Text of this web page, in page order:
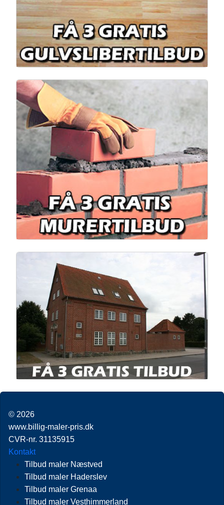
© 2026
www.billig-maler-pris.dk
CVR-nr. 31135915
Kontakt
Tilbud maler Næstved
Tilbud maler Haderslev
Tilbud maler Grenaa
Tilbud maler Vesthimmerland